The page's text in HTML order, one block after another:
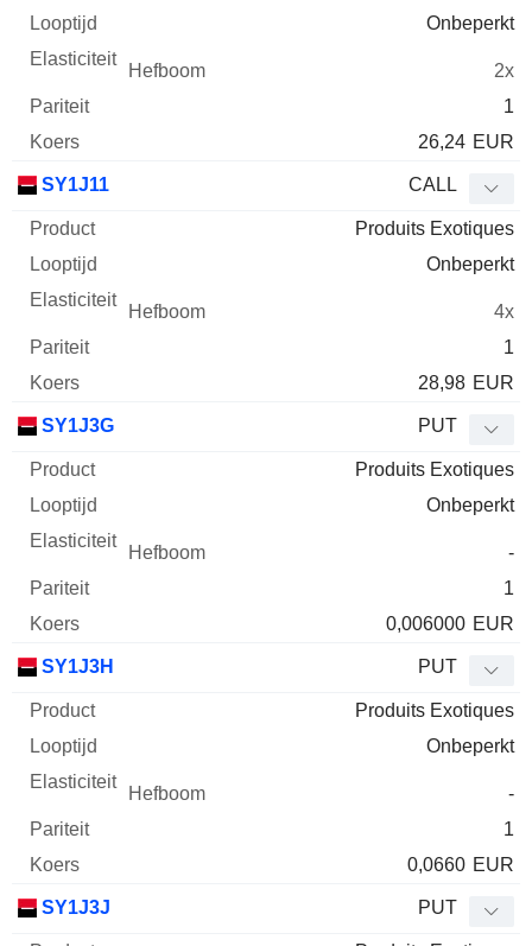
Onbeperkt
2x
1
26,24 EUR
SY1J11 CALL
Produits Exotiques
Onbeperkt
4x
1
28,98 EUR
SY1J3G PUT
Produits Exotiques
Onbeperkt
-
1
0,006000 EUR
SY1J3H PUT
Produits Exotiques
Onbeperkt
-
1
0,0660 EUR
SY1J3J PUT